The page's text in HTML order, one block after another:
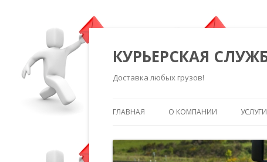
КУРЬЕРСКАЯ
Доставка любых грузов!
ГЛАВНАЯ О КОМПАНИИ УСЛУГИ